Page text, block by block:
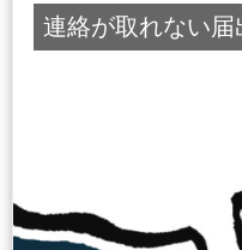
連絡が取れない